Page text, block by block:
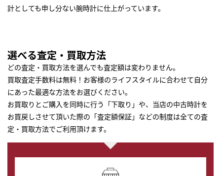
計としても申し分ない腕時計に仕上がっています。
選べる査定・買取方法
どの査定・買取方法を選んでも査定額は変わりません。
買取査定手数料は無料！お客様のライフスタイルに合わせて自分
にあった最適な方法をお選びください。
お買取りとご購入を同時に行う「下取り」や、当店の中古時計を
お買戻しさせて頂いた際の「査定額保証」などの制度は全ての査
定・買取方法でご利用頂けます。